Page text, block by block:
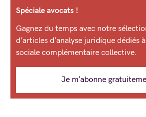
Spéciale avocats !
Gagnez du temps avec notre
d’articles d’analyse juridique dédiés
sociale complémentaire collective.
Je m’abonne